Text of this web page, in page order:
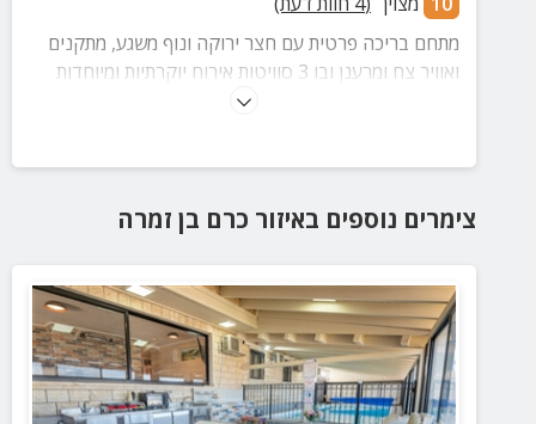
מתחם בריכה פרטית עם חצר ירוקה ונוף משגע, מתקנים
ואוויר צח ומרענן ובו 3 סוויטות אירוח יוקרתיות ומיוחדות
לזוגות. הסוויטות מאובזרות קומפלט ונהנות מפרטיות
צימרים נוספים באיזור כרם בן זמרה